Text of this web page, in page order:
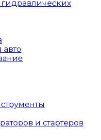
гидравлических
и стартеров